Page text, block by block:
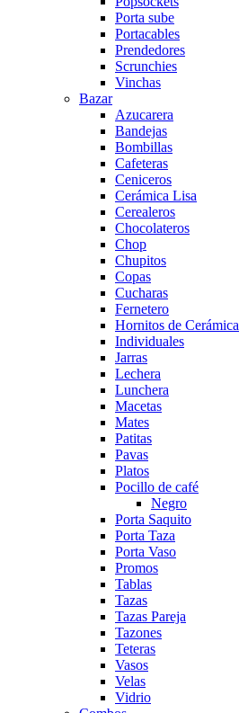
Porta sube
Portacables
Prendedores
Scrunchies
Vinchas
Bazar
Azucarera
Bandejas
Bombillas
Cafeteras
Ceniceros
Cerámica Lisa
Cerealeros
Chocolateros
Chop
Chupitos
Copas
Cucharas
Fernetero
Hornitos de Cerámica
Individuales
Jarras
Lechera
Lunchera
Macetas
Mates
Patitas
Pavas
Platos
Pocillo de café
Negro
Porta Saquito
Porta Taza
Porta Vaso
Promos
Tablas
Tazas
Tazas Pareja
Tazones
Teteras
Vasos
Velas
Vidrio